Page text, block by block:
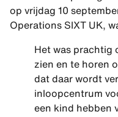
op vrijdag 10
Operations SIXT UK,
Het was prachtig
zien en te horen
dat daar wordt
inloopcentrum
een kind hebben